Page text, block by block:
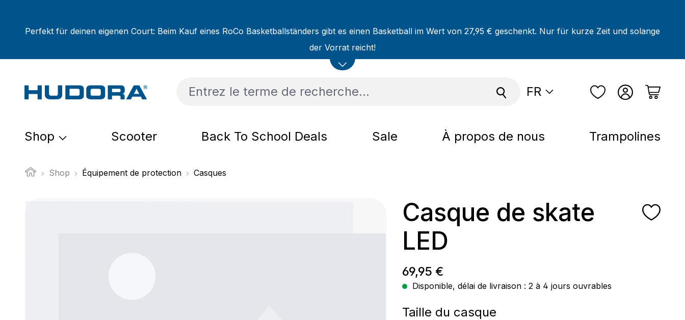
Perfekt für deinen eigenen Court: Beim Kauf eines RoCo Basketballständers gibt es einen Basketball im Wert von 27,95 € geschenkt. Nur für kurze Zeit und solange
der Vorrat reicht!
FR
Shop Scooter Back To School Deals Sale À propos de nous Trampolines
Shop Équipement de protection Casques
Casque de skate
LED
Prix régulier :
69,95 €
Disponible, délai de livraison : 2 à 4 jours ouvrables
Sélectionnez
Taille du casque